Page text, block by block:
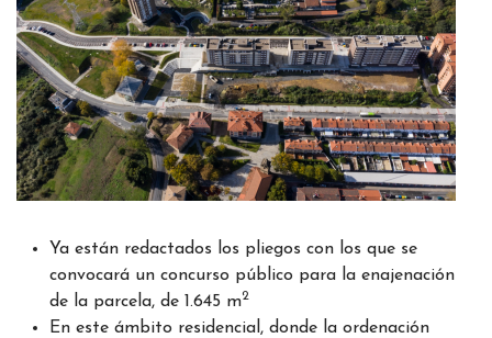
Ya están redactados los pliegos con los que se
convocará un concurso público para la enajenación
de la parcela, de 1.645 m2
En este ámbito residencial, donde la ordenación